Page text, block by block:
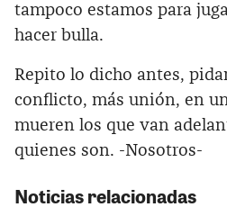
tampoco estamos para
hacer bulla.
Repito lo dicho antes,
conflicto, más unión, en
mueren los que van
quienes son. -Nosotros-
Noticias relacionadas